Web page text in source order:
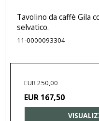
Tavolino da caffè Gila
selvatico.
11-0000093304
EUR 250,00
EUR 167,50